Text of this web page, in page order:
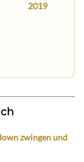
2019
zwingen und